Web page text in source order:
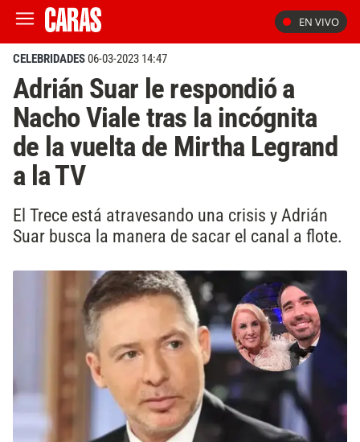
EN VIVO
CELEBRIDADES06-03-2023 14:47
Adrián Suar le respondió a
Nacho Viale tras la incógnita
de la vuelta de Mirtha Legrand
a la TV
El Trece está atravesando una crisis y Adrián
Suar busca la manera de sacar el canal a flote.